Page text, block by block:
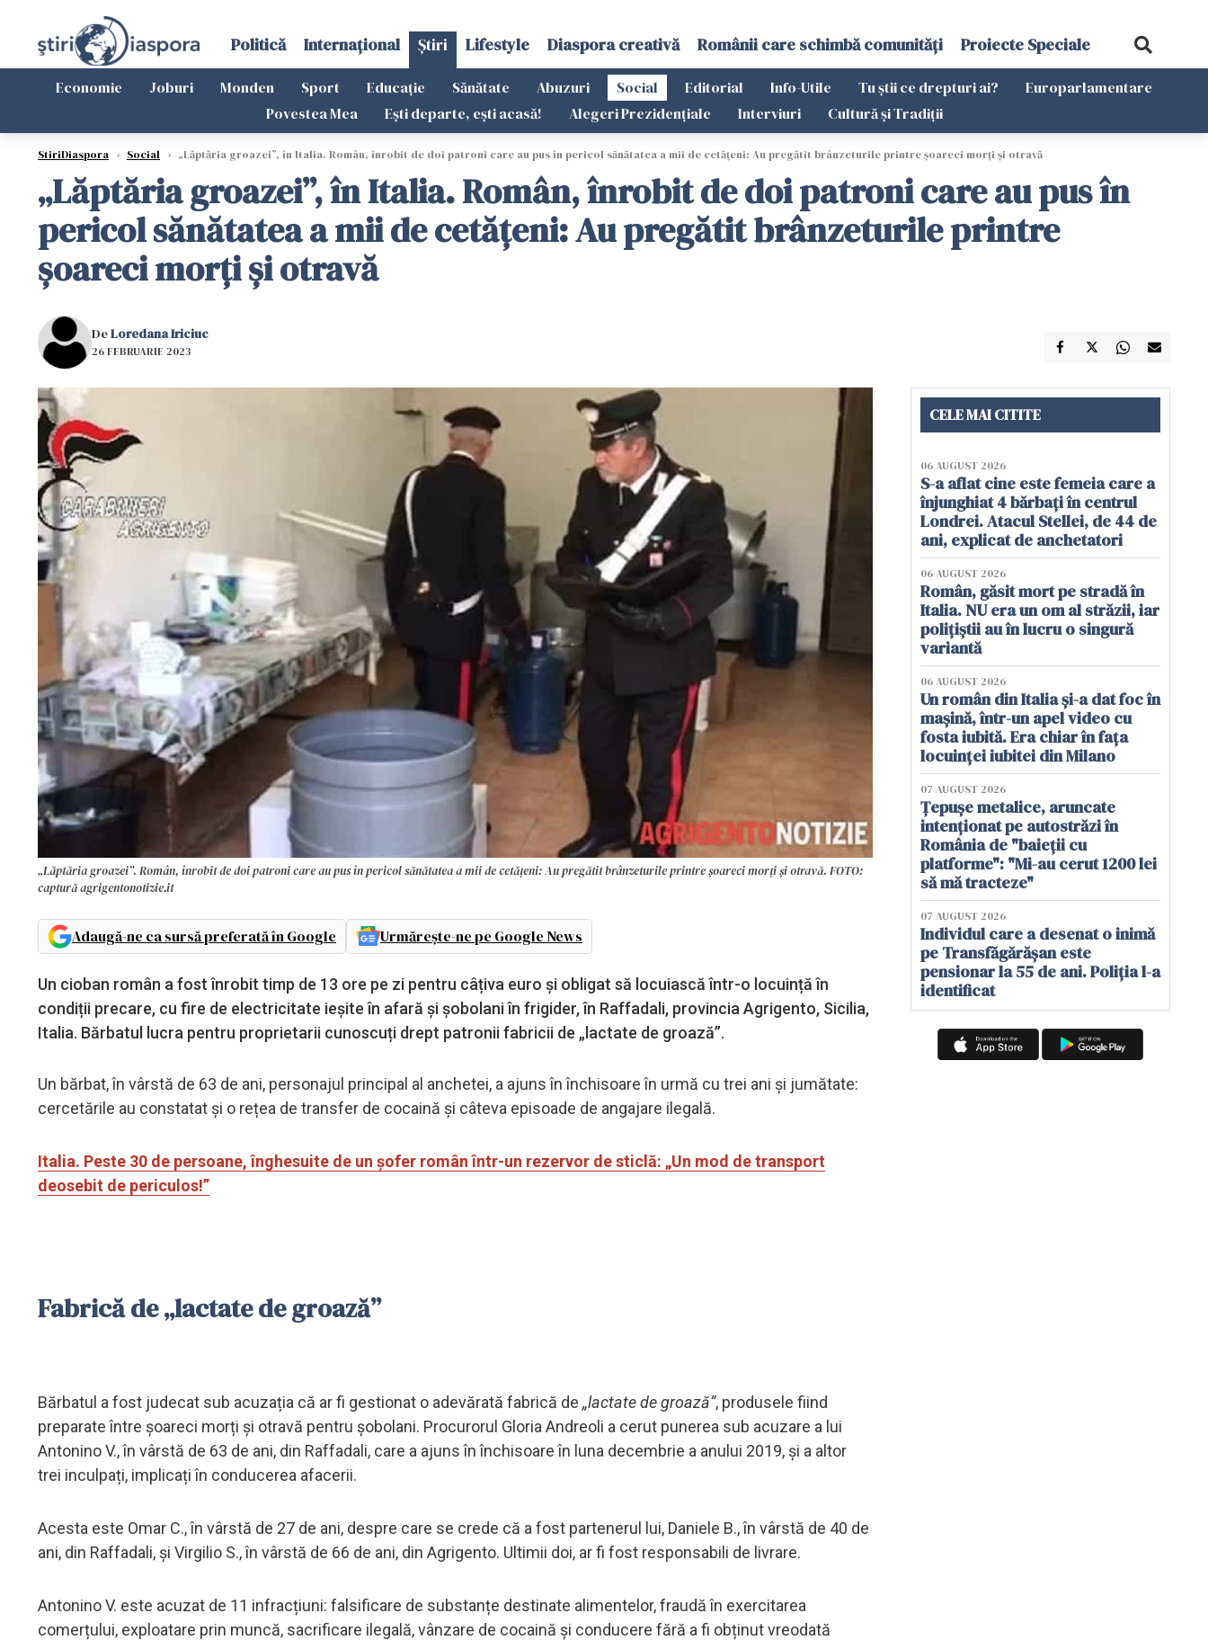
Politică Internațional Știri Lifestyle Diaspora creativă Românii care schimbă comunități Proiecte Speciale
Economie Joburi Monden Sport Educație Sănătate Abuzuri Social Editorial Info-Utile Tu știi ce drepturi ai?
Europarlamentare
Povestea Mea
Ești departe, ești acasă! Alegeri Prezidențiale Interviuri Cultură și Tradiții
StiriDiaspora › Social › „Lăptăria groazei”, în Italia. Român, înrobit de doi patroni care au pus în pericol sănătatea a mii de cetățeni: Au pregătit brânzeturile printre șoareci morți și otravă
„Lăptăria groazei”, în Italia. Român, înrobit de doi patroni care au pus în
pericol sănătatea a mii de cetățeni: Au pregătit brânzeturile printre
șoareci morți și otravă
DeLoredana Iriciuc
26 FEBRUARIE 2023
„Lăptăria groazei”. Român, înrobit de doi patroni care au pus în pericol sănătatea a mii de cetățeni: Au pregătit brânzeturile printre șoareci morți și otravă. FOTO:
captură agrigentonotizie.it
Adaugă-ne ca sursă preferată în Google Urmărește-ne pe Google News
Un cioban român a fost înrobit timp de 13 ore pe zi pentru câțiva euro și obligat să locuiască într-o locuință în
condiții precare, cu fire de electricitate ieșite în afară și șobolani în frigider, în Raffadali, provincia Agrigento, Sicilia,
Italia. Bărbatul lucra pentru proprietarii cunoscuți drept patronii fabricii de „lactate de groază”.
Un bărbat, în vârstă de 63 de ani, personajul principal al anchetei, a ajuns în închisoare în urmă cu trei ani și jumătate:
cercetările au constatat și o rețea de transfer de cocaină și câteva episoade de angajare ilegală.
Italia. Peste 30 de persoane, înghesuite de un șofer român într-un rezervor de sticlă: „Un mod de transport
deosebit de periculos!”
Fabrică de „lactate de groază”
Bărbatul a fost judecat sub acuzația că ar fi gestionat o adevărată fabrică de „lactate de groază”, produsele fiind
preparate între șoareci morți și otravă pentru șobolani. Procurorul Gloria Andreoli a cerut punerea sub acuzare a lui
Antonino V., în vârstă de 63 de ani, din Raffadali, care a ajuns în închisoare în luna decembrie a anului 2019, și a altor
trei inculpați, implicați în conducerea afacerii.
Acesta este Omar C., în vârstă de 27 de ani, despre care se crede că a fost partenerul lui, Daniele B., în vârstă de 40 de
ani, din Raffadali, și Virgilio S., în vârstă de 66 de ani, din Agrigento. Ultimii doi, ar fi fost responsabili de livrare.
Antonino V. este acuzat de 11 infracțiuni: falsificare de substanțe destinate alimentelor, fraudă în exercitarea
comerțului, exploatare prin muncă, sacrificare ilegală, vânzare de cocaină și conducere fără a fi obținut vreodată
CELE MAI CITITE
06 AUGUST 2026
S-a aflat cine este femeia care a
înjunghiat 4 bărbați în centrul
Londrei. Atacul Stellei, de 44 de
ani, explicat de anchetatori
06 AUGUST 2026
Român, găsit mort pe stradă în
Italia. NU era un om al străzii, iar
polițiștii au în lucru o singură
variantă
06 AUGUST 2026
Un român din Italia și-a dat foc în
mașină, într-un apel video cu
fosta iubită. Era chiar în fața
locuinței iubitei din Milano
07 AUGUST 2026
Țepușe metalice, aruncate
intenționat pe autostrăzi în
România de "baieții cu
platforme": "Mi-au cerut 1200 lei
să mă tracteze"
07 AUGUST 2026
Individul care a desenat o inimă
pe Transfăgărășan este
pensionar la 55 de ani. Poliția l-a
identificat